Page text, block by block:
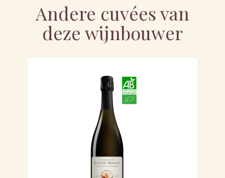
Andere cuvées van
deze wijnbouwer